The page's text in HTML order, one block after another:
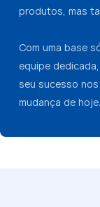
produtos, mas
Com uma base
equipe
seu sucesso
mudança de hoje.